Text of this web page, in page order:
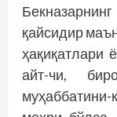
қайсидир
ҳақиқатлари
айт-чи,